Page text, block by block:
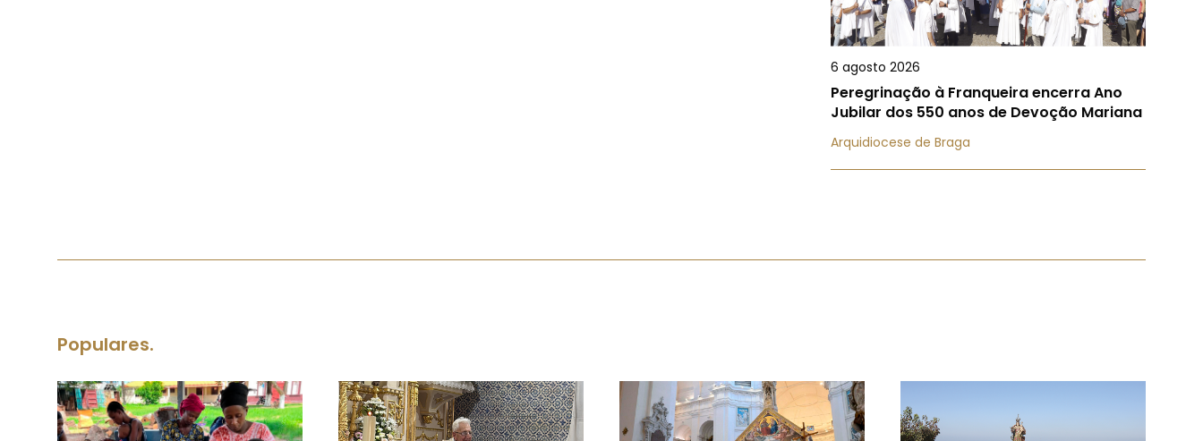
6 agosto 2026
Peregrinação à Franqueira encerra Ano
Jubilar dos 550 anos de Devoção Mariana
Arquidiocese de Braga
Populares.